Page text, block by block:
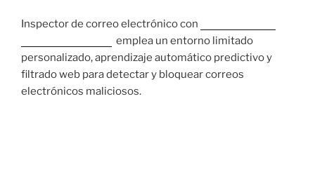
Inspector de correo electrónico con
emplea un entorno limitado
personalizado, aprendizaje automático predictivo y
filtrado web para detectar y bloquear correos
electrónicos maliciosos.